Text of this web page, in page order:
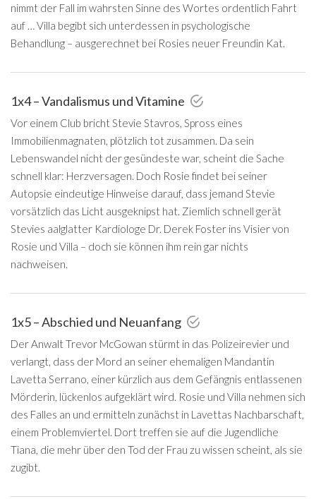
nimmt der Fall im wahrsten Sinne des Wortes ordentlich Fahrt
auf … Villa begibt sich unterdessen in psychologische
Behandlung – ausgerechnet bei Rosies neuer Freundin Kat.
1x4 – Vandalismus und Vitamine
Vor einem Club bricht Stevie Stavros, Spross eines
Immobilienmagnaten, plötzlich tot zusammen. Da sein
Lebenswandel nicht der gesündeste war, scheint die Sache
schnell klar: Herzversagen. Doch Rosie findet bei seiner
Autopsie eindeutige Hinweise darauf, dass jemand Stevie
vorsätzlich das Licht ausgeknipst hat. Ziemlich schnell gerät
Stevies aalglatter Kardiologe Dr. Derek Foster ins Visier von
Rosie und Villa – doch sie können ihm rein gar nichts
nachweisen.
1x5 – Abschied und Neuanfang
Der Anwalt Trevor McGowan stürmt in das Polizeirevier und
verlangt, dass der Mord an seiner ehemaligen Mandantin
Lavetta Serrano, einer kürzlich aus dem Gefängnis entlassenen
Mörderin, lückenlos aufgeklärt wird. Rosie und Villa nehmen sich
des Falles an und ermitteln zunächst in Lavettas Nachbarschaft,
einem Problemviertel. Dort treffen sie auf die Jugendliche
Tiana, die mehr über den Tod der Frau zu wissen scheint, als sie
zugibt.